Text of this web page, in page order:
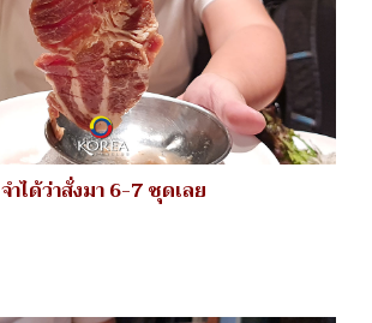
จำได้ว่าสั่งมา 6-7 ชุดเลย